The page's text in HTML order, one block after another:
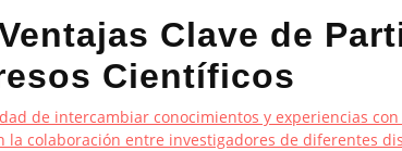
Clave de
Científicos
de intercambiar conocimientos y experiencias
la colaboración entre investigadores de diferentes